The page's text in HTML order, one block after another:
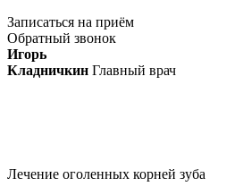
Записаться на приём
Обратный звонок
Игорь
Кладничкин Главный врач
Лечение оголенных корней зуба